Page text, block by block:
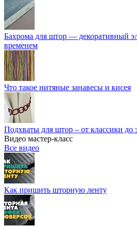
Бахрома для штор — декоративный
временем
Что такое нитяные занавесы и кисея
Подхваты для штор – от классики до
Видео мастер-класс
Все видео
Как пришить шторную ленту